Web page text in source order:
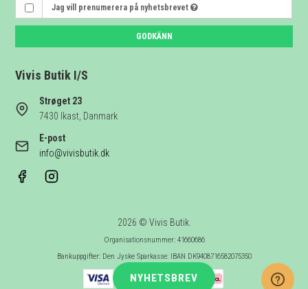
Jag vill prenumerera på nyhetsbrevet
GODKÄNN
Vivis Butik I/S
Strøget 23
7430 Ikast, Danmark
E-post
info@vivisbutik.dk
2026 © Vivis Butik.
Organisationsnummer: 41660686
Bankuppgifter: Den Jyske Sparkasse: IBAN DK9408716582075350
NYHETSBREV